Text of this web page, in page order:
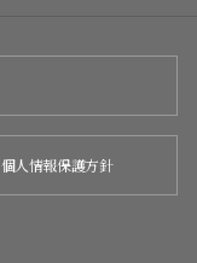
個人情報保護方針